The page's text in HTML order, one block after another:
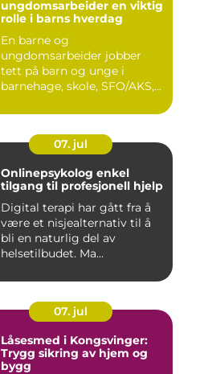
ungdomsarbeider en viktig
rolle i barns hverdag
En barne og
ungdomsarbeider jobber
tett på barn og unge i
barnehage, skole, SFO/AKS,
07. jul
Onlinepsykolog enkel
tilgang til profesjonell hjelp
Digital terapi har gått fra å
være et nisjealternativ til å
bli en naturlig del av
helsetilbudet. Ma...
07. jul
Låsesmed i Kongsvinger:
Trygg sikring av hjem og
bygg